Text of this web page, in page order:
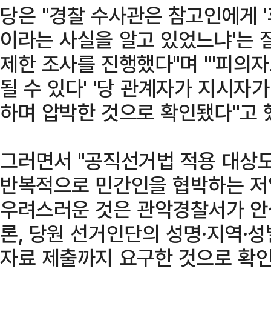
당은 "경찰 수사관은 참고인에게
이라는 사실을 알고 있었느냐'는
제한 조사를 진행했다"며 "'피의
될 수 있다' '당 관계자가 지시자
하며 압박한 것으로 확인됐다"고
그러면서 "공직선거법 적용 대상
반복적으로 민간인을 협박하는
우려스러운 것은 관악경찰서가
론, 당원 선거인단의 성명·지역·
자료 제출까지 요구한 것으로 확